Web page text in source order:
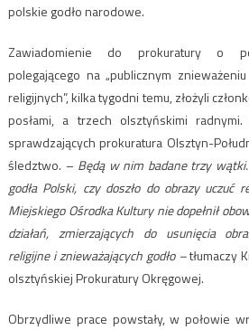
polskie godło narodowe.
Zawiadomienie do prokuratury o
polegającego na „publicznym
religijnych”, kilka tygodni temu, złożyli
posłami, a trzech olsztyńskimi
sprawdzających prokuratura Olsztyn-
śledztwo. – Będą w nim badane trzy
godła Polski, czy doszło do obrazy uczuć
Miejskiego Ośrodka Kultury nie dopełnił
działań, zmierzających do usunięcia
religijne i znieważających godło –tłumaczy
olsztyńskiej Prokuratury Okręgowej.
Obrzydliwe prace powstały, w połowie